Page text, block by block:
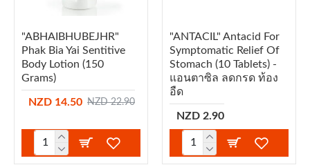
"ABHAIBHUBEJHR"
Phak Bia Yai Sentitive
Body Lotion (150
Grams)
NZD 14.50 NZD 22.90
"ANTACIL" Antacid For
Symptomatic Relief Of
Stomach (10 Tablets) -
แอนตาซิล ลดกรด ท้อง
อืด
NZD 2.90